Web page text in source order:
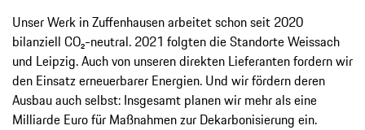
Unser Werk in Zuffenhausen arbeitet schon seit 2020
bilanziell CO₂-neutral. 2021 folgten die Standorte Weissach
und Leipzig. Auch von unseren direkten Lieferanten fordern wir
den Einsatz erneuerbarer Energien. Und wir fördern deren
Ausbau auch selbst: Insgesamt planen wir mehr als eine
Milliarde Euro für Maßnahmen zur Dekarbonisierung ein.